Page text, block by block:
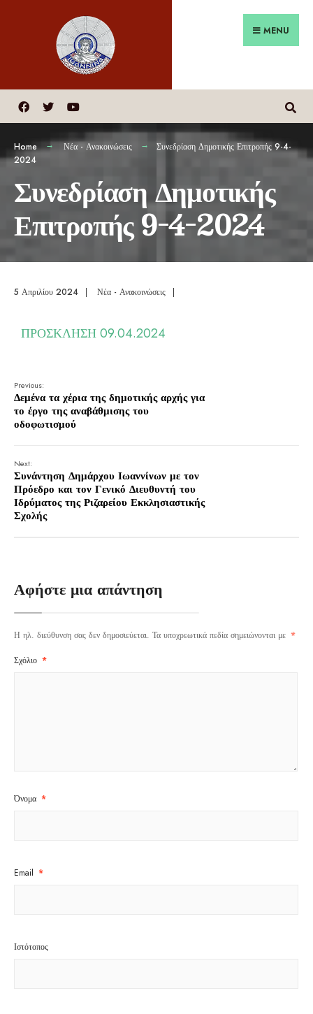
MENU
Home Νέα - Ανακοινώσεις
Συνεδρίαση Δημοτικής Επιτροπής 9-4-
2024
Συνεδρίαση Δημοτικής
Επιτροπής 9-4-2024
5 Απριλίου 2024 | Νέα - Ανακοινώσεις |
ΠΡΟΣΚΛΗΣΗ 09.04.2024
Previous:
Δεμένα τα χέρια της δημοτικής αρχής για
το έργο της αναβάθμισης του
οδοφωτισμού
Next:
Συνάντηση Δημάρχου Ιωαννίνων με τον
Πρόεδρο και τον Γενικό Διευθυντή του
Ιδρύματος της Ριζαρείου Εκκλησιαστικής
Σχολής
Αφήστε μια απάντηση
Η ηλ. διεύθυνση σας δεν δημοσιεύεται. Τα υποχρεωτικά πεδία σημειώνονται με *
Σχόλιο *
Όνομα *
Email *
Ιστότοπος